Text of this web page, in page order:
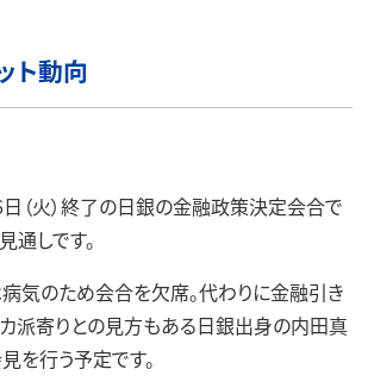
ト動向
（火）終了の日銀の金融政策決定会合で
しです。
気のため会合を欠席。代わりに金融引き
派寄りとの見方もある日銀出身の内田真
を行う予定です。